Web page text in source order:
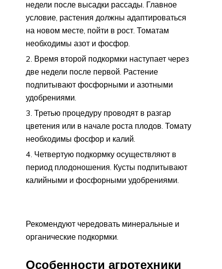
недели после высадки рассады. Главное
условие, растения должны адаптироваться
на новом месте, пойти в рост. Томатам
необходимы азот и фосфор.
Время второй подкормки наступает через
две недели после первой. Растение
подпитывают фосфорными и азотными
удобрениями.
Третью процедуру проводят в разгар
цветения или в начале роста плодов. Томату
необходимы фосфор и калий.
Четвертую подкормку осуществляют в
период плодоношения. Кусты подпитывают
калийными и фосфорными удобрениями.
Рекомендуют чередовать минеральные и
органические подкормки.
Особенности агротехники